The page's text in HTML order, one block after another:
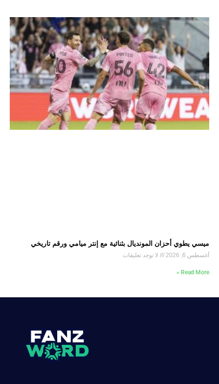
ميسي يطوي أحزان المونديال بثنائية مع إنتر ميامي ورقم تاريخي
أغسطس 6, 2026 لا توجد تعليقات
Read More »